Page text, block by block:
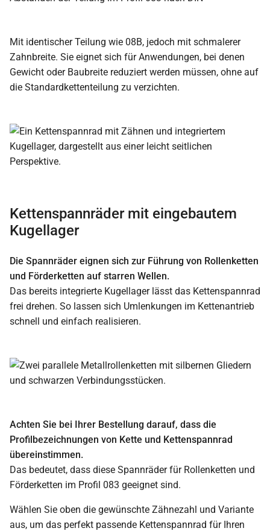
Mit identischer Teilung wie 08B, jedoch mit schmalerer
Zahnbreite. Sie eignet sich für Anwendungen, bei denen
Gewicht oder Baubreite reduziert werden müssen, ohne auf
die Standardkettenteilung zu verzichten.
Kettenspannräder mit eingebautem
Kugellager
Die Spannräder eignen sich zur Führung von Rollenketten
und Förderketten auf starren Wellen.
Das bereits integrierte Kugellager lässt das Kettenspannrad
frei drehen. So lassen sich Umlenkungen im Kettenantrieb
schnell und einfach realisieren.
Achten Sie bei Ihrer Bestellung darauf, dass die
Profilbezeichnungen von Kette und Kettenspannrad
übereinstimmen.
Das bedeutet, dass diese Spannräder für Rollenketten und
Förderketten im Profil 083 geeignet sind.
Wählen Sie oben die gewünschte Zähnezahl und Variante
aus, um das perfekt passende Kettenspannrad für Ihren